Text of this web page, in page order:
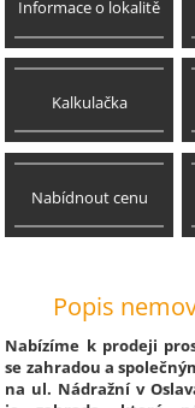
Informace o lokalitě
Kalkulačka
Nabídnout cenu
Popis
Nabízíme k prodeji
se zahradou a
na ul. Nádražní v